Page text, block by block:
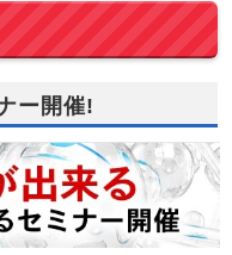
ー開催!